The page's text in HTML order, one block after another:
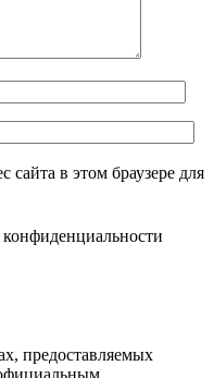
сайта в этом браузере для
предоставляемых